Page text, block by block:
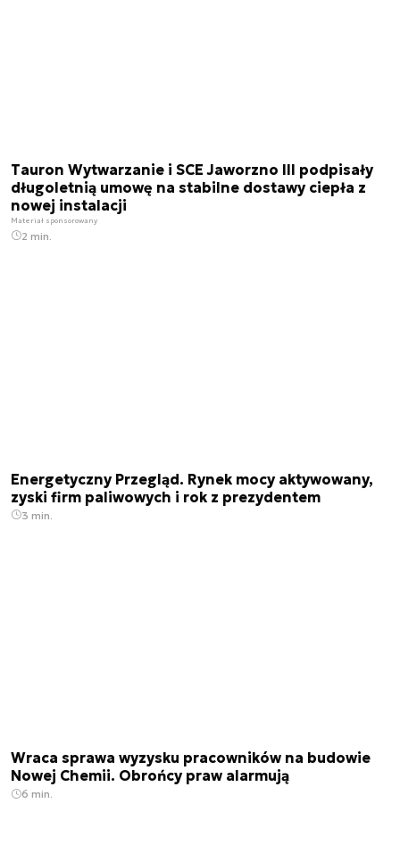
Tauron Wytwarzanie i SCE Jaworzno III podpisały
długoletnią umowę na stabilne dostawy ciepła z
nowej instalacji
Materiał sponsorowany
2 min.
Energetyczny Przegląd. Rynek mocy aktywowany,
zyski firm paliwowych i rok z prezydentem
3 min.
Wraca sprawa wyzysku pracowników na budowie
Nowej Chemii. Obrońcy praw alarmują
6 min.